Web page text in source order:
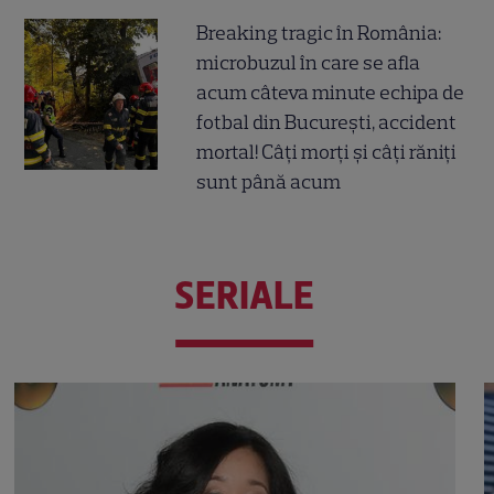
Breaking tragic în România:
microbuzul în care se afla
acum câteva minute echipa de
fotbal din București, accident
mortal! Câți morți și câți răniți
sunt până acum
SERIALE